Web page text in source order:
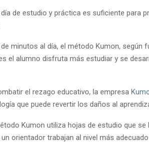
de estudio y práctica es suficiente para
minutos al día, el método Kumon, según
el alumno disfruta más estudiar y se
el rezago educativo, la empresa
que puede revertir los daños al
Kumon utiliza hojas de estudio que
orientador trabajan al nivel más